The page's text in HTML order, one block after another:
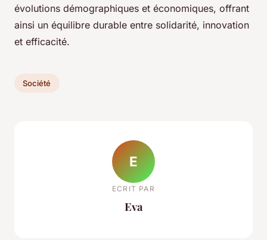
évolutions démographiques et économiques, offrant
ainsi un équilibre durable entre solidarité, innovation
et efficacité.
Société
E
ECRIT PAR
Eva